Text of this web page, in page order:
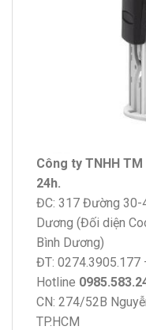
Công ty TNHH TM
24h.
ĐC: 317 Đường 30-
Dương (Đối diện
Bình Dương)
ĐT: 0274.3905.177
Hotline
CN: 274/52B
TP.HCM